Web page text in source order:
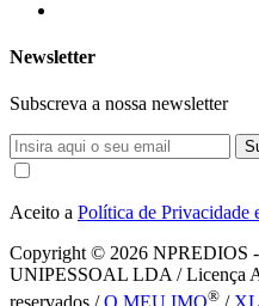
Newsletter
Subscreva a nossa newsletter
Aceito a Política de Privacidade
Copyright © 2026 NPREDIOS
UNIPESSOAL LDA / Licença
reservados /O MEU IMO® /